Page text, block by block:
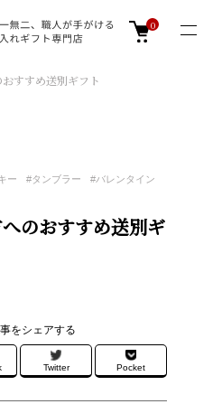
0
すすめ送別ギフト
ー タンブラー バレンタイン
のおすすめ送別ギ
をシェアする
Twitter Pocket